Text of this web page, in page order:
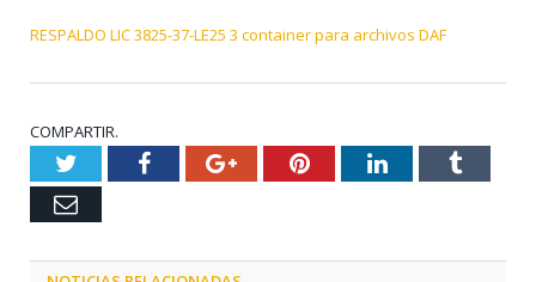
RESPALDO LIC 3825-37-LE25 3 container para archivos DAF
COMPARTIR.
TwitterFacebookGoogle+PinterestLinkedInTumblr
Email